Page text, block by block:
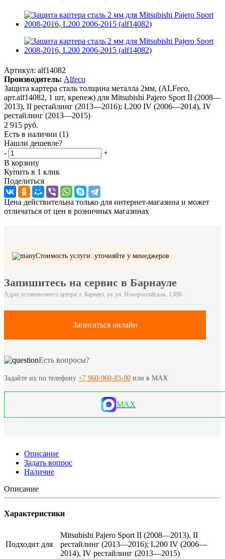
Артикул: alf14082
Производитель: Аlfeco
Защита картера сталь толщина металла 2мм, (ALFeco,
арт.alf14082, 1 шт, крепеж) для Mitsubishi Pajero Sport II (2008—
2013), II рестайлинг (2013—2016); L200 IV (2006—2014), IV
рестайлинг (2013—2015)
2 915 руб.
Есть в наличии (1)
Нашли дешевле?
-
+
В корзину
Купить в 1 клик
Поделиться
Цена действительна только для интернет-магазина и может
отличаться от цен в розничных магазинах
Стоимость услуги: уточняйте у менеджеров
Запишитесь на сервис в Барнауле
Адрес установочного центра: г. Барнаул, ул. ул. Новороссийская, 138В
Записаться онлайн
Есть вопросы?
Задайте их по телефону +7 960-960-83-80 или в MAX
MAX
Описание
Задать вопрос
Наличие
Описание
Характеристики
Подходит для
Mitsubishi Pajero Sport II (2008—2013), II
рестайлинг (2013—2016); L200 IV (2006—
2014), IV рестайлинг (2013—2015)